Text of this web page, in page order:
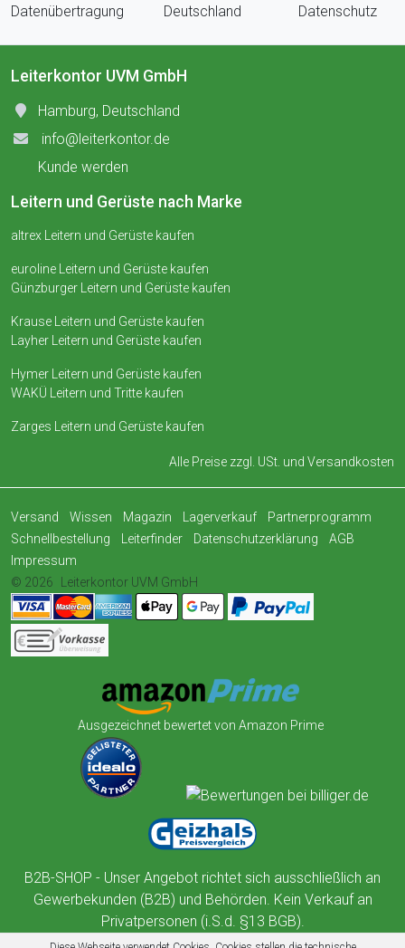
Datenübertragung
Deutschland
Datenschutz
Leiterkontor UVM GmbH
Hamburg, Deutschland
info@leiterkontor.de
Kunde werden
Leitern und Gerüste nach Marke
altrex Leitern und Gerüste kaufen
euroline Leitern und Gerüste kaufen
Günzburger Leitern und Gerüste kaufen
Krause Leitern und Gerüste kaufen
Layher Leitern und Gerüste kaufen
Hymer Leitern und Gerüste kaufen
WAKÜ Leitern und Tritte kaufen
Zarges Leitern und Gerüste kaufen
Alle Preise zzgl. USt. und Versandkosten
Versand Wissen Magazin Lagerverkauf
Partnerprogramm
Schnellbestellung
Leiterfinder Datenschutzerklärung
AGB
Impressum
© 2026
Leiterkontor UVM GmbH
Ausgezeichnet bewertet von Amazon Prime
B2B-SHOP - Unser Angebot richtet sich ausschließlich an
Gewerbekunden (B2B) und Behörden. Kein Verkauf an
Privatpersonen (i.S.d. §13 BGB).